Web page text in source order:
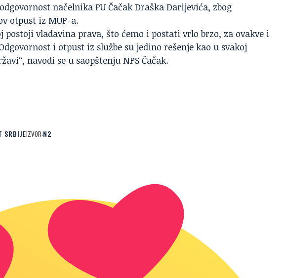
načelnika PU Čačak Draška Darijevića, zbog
otpust iz MUP-a.
vladavina prava, što ćemo i postati vrlo brzo, za ovakve i
i otpust iz službe su jedino rešenje kao u svakoj
navodi se u saopštenju NPS Čačak.
SRBIJEIZVOR:N2